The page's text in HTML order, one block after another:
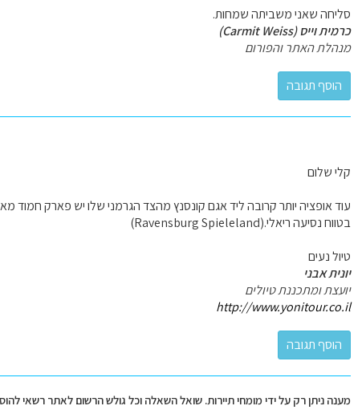
סליחה שאני משביתה שמחות.
כרמית וייס (Carmit Weiss)
מנהלת האתר והפורום
קלי שלום
עוד אופציה יותר קרובה ליד אגם קונסנץ מהצד הגרמני שלו יש פארק חמוד
בטווח נסיעה ריאלי.(Ravensburg Spieleland)
טיול נעים
יונית אבני
יועצת ומתכננת טיולים
http://www.yonitour.co.il
מענה ניתן רק על ידי מומחי תיירות. שואל השאלה וכל גולש הרשום לאתר רשאי